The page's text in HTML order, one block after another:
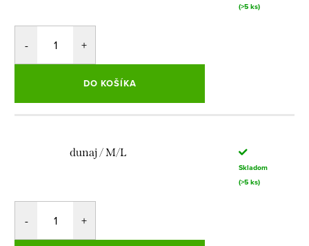
(>5 ks)
DO KOŠÍKA
dunaj / M/L
Skladom
(>5 ks)